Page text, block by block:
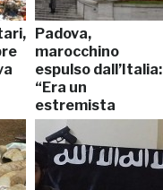
Padova,
marocchino
espulso dall’Italia:
“Era un
estremista
religioso”